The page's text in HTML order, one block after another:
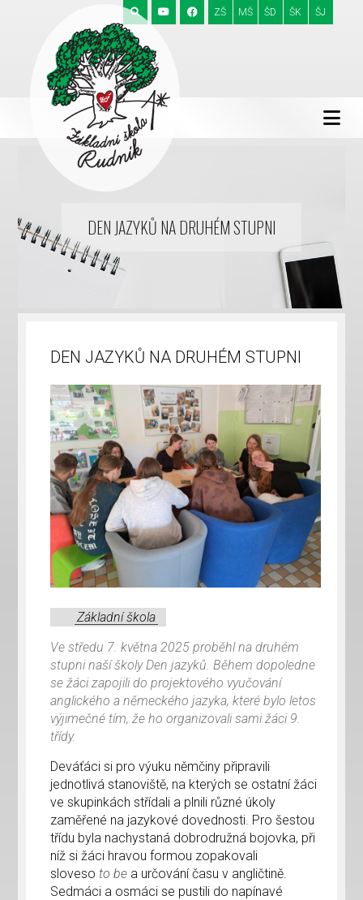
ZŠ MŠ ŠD ŠK ŠJ
DEN JAZYKŮ NA DRUHÉM STUPNI
DEN JAZYKŮ NA DRUHÉM STUPNI
Základní škola
Ve středu 7. května 2025 proběhl na druhém
stupni naší školy Den jazyků. Během dopoledne
se žáci zapojili do projektového vyučování
anglického a německého jazyka, které bylo letos
výjimečné tím, že ho organizovali sami žáci 9.
třídy.
Deváťáci si pro výuku němčiny připravili
jednotlivá stanoviště, na kterých se ostatní žáci
ve skupinkách střídali a plnili různé úkoly
zaměřené na jazykové dovednosti. Pro šestou
třídu byla nachystaná dobrodružná bojovka, při
níž si žáci hravou formou zopakovali
slovesoto be a určování času v angličtině.
Sedmáci a osmáci se pustili do napínavé